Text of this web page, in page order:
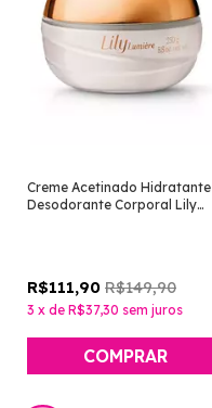
Creme Acetinado Hidratante
Desodorante Corporal Lily
R$111,90 R$149,90
3 x de R$37,30 sem juros